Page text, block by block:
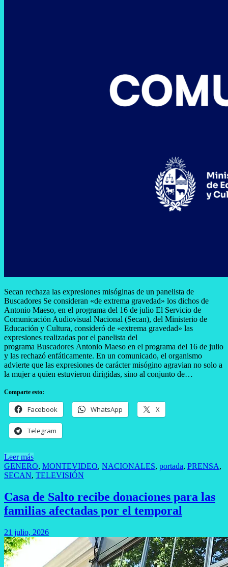
Secan rechaza las expresiones misóginas de un panelista de
Buscadores Se consideran «de extrema gravedad» los dichos de
Antonio Maeso, en el programa del 16 de julio El Servicio de
Comunicación Audiovisual Nacional (Secan), del Ministerio de
Educación y Cultura, consideró de «extrema gravedad» las
expresiones realizadas por el panelista del
programa Buscadores Antonio Maeso en el programa del 16 de julio
y las rechazó enfáticamente. En un comunicado, el organismo
advierte que las expresiones de carácter misógino agravian no solo a
la mujer a quien estuvieron dirigidas, sino al conjunto de…
Comparte esto:
Facebook WhatsApp X
Telegram
Leer más
GENERO, MONTEVIDEO, NACIONALES, portada, PRENSA,
SECAN, TELEVISIÓN
Casa de Salto recibe donaciones para las
familias afectadas por el temporal
21 julio, 2026